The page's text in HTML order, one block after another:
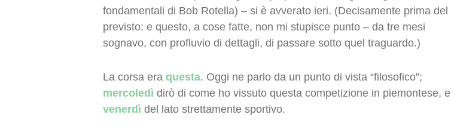
fondamentali di Bob Rotella) – si è avverato ieri. (Decisamente prima del
previsto: e questo, a cose fatte, non mi stupisce punto – da tre mesi
sognavo, con profluvio di dettagli, di passare sotto quel traguardo.)
La corsa era questa. Oggi ne parlo da un punto di vista “filosofico”;
mercoledì dirò di come ho vissuto questa competizione in piemontese, e
venerdì del lato strettamente sportivo.